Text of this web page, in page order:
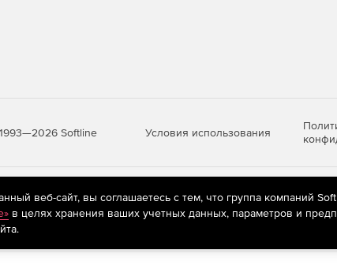
с резервированием шлюзов безопасности,
при перезагрузке политики безопасности.
требовательного к задержкам и потерям пакетов,
Softline Условия использования
рекомендательные технологии(информационные
пользователей сети «Интернет», находящихся
веб-сайт, вы соглашаетесь с тем, что группа компаний
в целях хранения ваших учетных данных, параметров и